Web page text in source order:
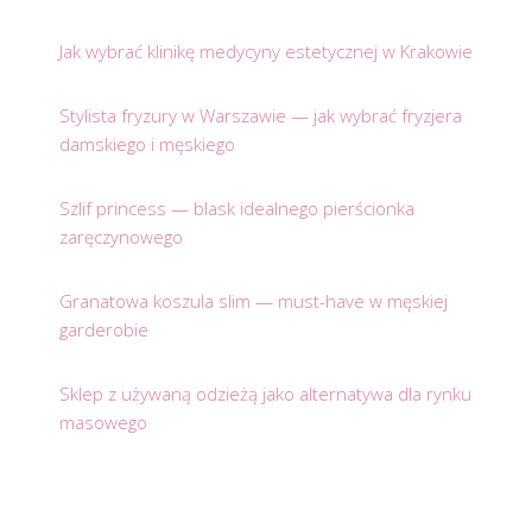
Jak wybrać klinikę medycyny estetycznej w Krakowie
Stylista fryzury w Warszawie — jak wybrać fryzjera
damskiego i męskiego
Szlif princess — blask idealnego pierścionka
zaręczynowego
Granatowa koszula slim — must-have w męskiej
garderobie
Sklep z używaną odzieżą jako alternatywa dla rynku
masowego